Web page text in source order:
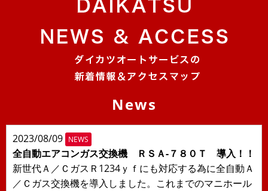
News
2023/08/09 NEWS
全自動エアコンガス交換機 ＲＳＡ-７８０Ｔ 導入！！
新世代Ａ／ＣガスＲ1234ｙｆにも対応する為に全自動Ａ
／Ｃガス交換機を導入しました。これまでのマニホール